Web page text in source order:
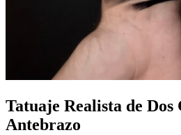
Tatuaje Realista de Dos
Antebrazo